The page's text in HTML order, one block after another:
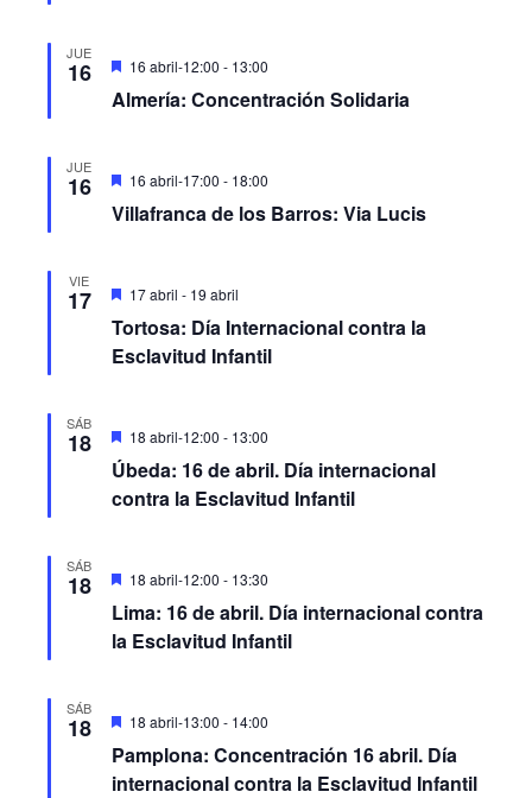
JUE
16
Almería: Concentración Solidaria
Destacado
16 abril-12:00 - 13:00
JUE
16
Villafranca de los Barros: Via Lucis
Destacado
16 abril-17:00 - 18:00
VIE
17
Tortosa: Día Internacional contra la
Esclavitud Infantil
Destacado
17 abril - 19 abril
SÁB
18
Úbeda: 16 de abril. Día internacional
contra la Esclavitud Infantil
Destacado
18 abril-12:00 - 13:00
SÁB
18
Lima: 16 de abril. Día internacional contra
la Esclavitud Infantil
Destacado
18 abril-12:00 - 13:30
SÁB
18
Pamplona: Concentración 16 abril. Día
internacional contra la Esclavitud Infantil
Destacado
18 abril-13:00 - 14:00